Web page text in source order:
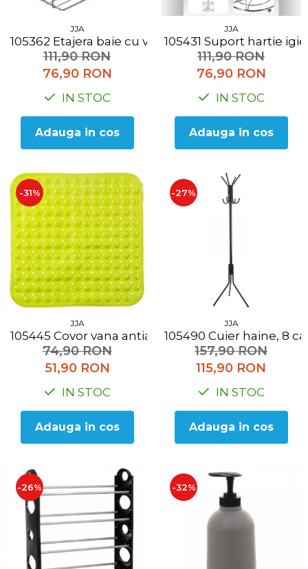
JJA
105362 Etajera baie cu ventuza
111,90 RON
76,90 RON
IN STOC
Adauga in cos
JJA
105431 Suport hartie
111,90 RON
76,90 RON
IN STOC
Adauga in cos
-31%
JJA
105445 Covor vana antialunecare verde
74,90 RON
51,90 RON
IN STOC
Adauga in cos
-27%
JJA
105490 Cuier haine, 8
157,90 RON
115,90 RON
IN STOC
Adauga in cos
-26% -32%